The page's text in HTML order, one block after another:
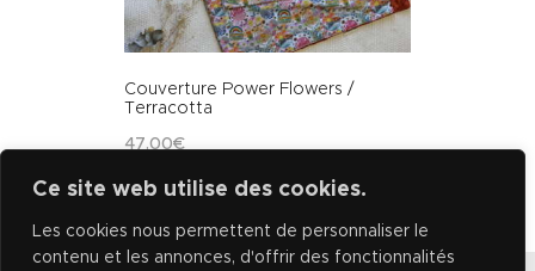
Ce site web utilise des cookies.
Les cookies nous permettent de personnaliser le
contenu et les annonces, d'offrir des fonctionnalités
Couverture Power Flowers /
Terracotta
47.00€